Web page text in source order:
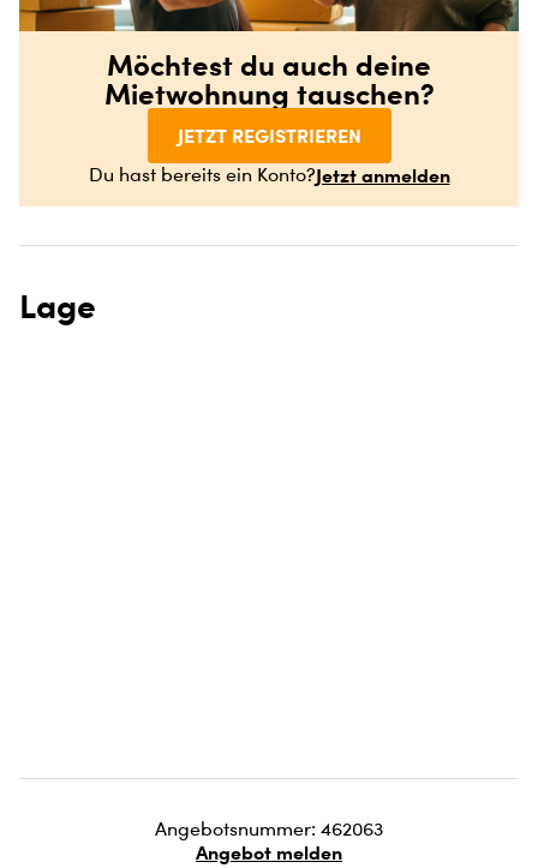
Möchtest du auch deine
Mietwohnung tauschen?
JETZT REGISTRIEREN
Du hast bereits ein Konto?Jetzt anmelden
Lage
Angebotsnummer: 462063
Angebot melden